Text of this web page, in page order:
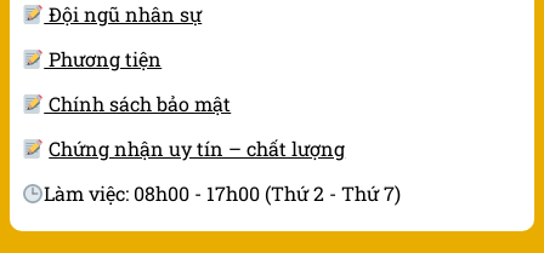
Đội ngũ nhân sự
Phương tiện
Chính sách bảo mật
Chứng nhận uy tín – chất lượng
Làm việc: 08h00 - 17h00 (Thứ 2 - Thứ 7)